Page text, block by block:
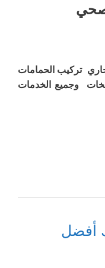
تركيب الحمامات
وجميع الخدمات
أفضل